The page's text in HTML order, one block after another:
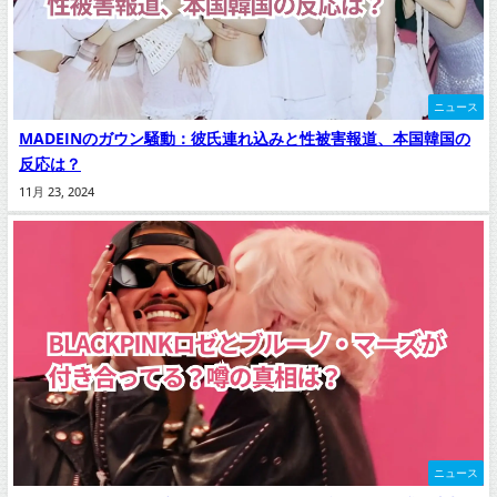
ニュース
MADEINのガウン騒動：彼氏連れ込みと性被害報道、本国韓国の
反応は？
11月 23, 2024
ニュース